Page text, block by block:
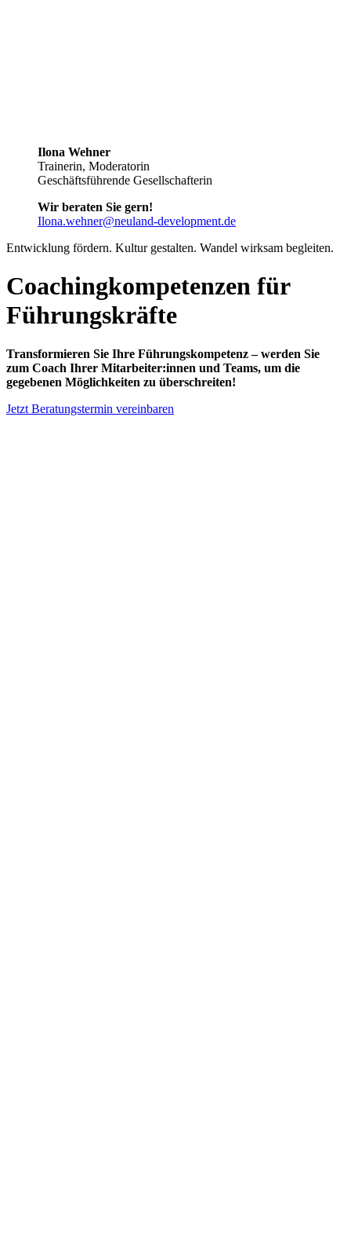
Ilona Wehner
Trainerin, Moderatorin
Geschäftsführende Gesellschafterin
Wir beraten Sie gern!
Ilona.wehner@neuland-development.de
Entwicklung fördern. Kultur gestalten. Wandel wirksam begleiten.
Coachingkompetenzen für
Führungskräfte
Transformieren Sie Ihre Führungskompetenz – werden Sie
zum Coach Ihrer Mitarbeiter:innen und Teams, um die
gegebenen Möglichkeiten zu überschreiten!
Jetzt Beratungstermin vereinbaren